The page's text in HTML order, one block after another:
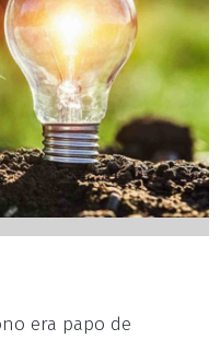
era papo de